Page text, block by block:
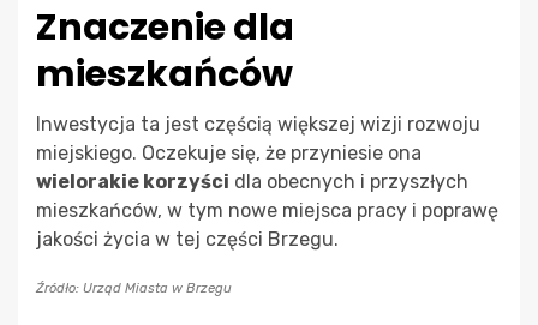
Znaczenie dla
mieszkańców
Inwestycja ta jest częścią większej wizji rozwoju
miejskiego. Oczekuje się, że przyniesie ona
wielorakie korzyści dla obecnych i przyszłych
mieszkańców, w tym nowe miejsca pracy i poprawę
jakości życia w tej części Brzegu.
Źródło: Urząd Miasta w Brzegu